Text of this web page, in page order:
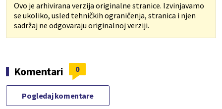
Ovo je arhivirana verzija originalne stranice. Izvinjavamo
se ukoliko, usled tehničkih ograničenja, stranica i njen
sadržaj ne odgovaraju originalnoj verziji.
Komentari 0
Pogledaj komentare